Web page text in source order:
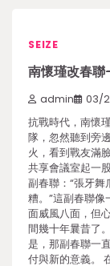
SEIZE
南懷瑾改春
admin 03/
抗戰時代，南懷
隊，忽然聽到旁
火，看到戰友滿
共享會議室起一
副春聯：“張牙
糟。”這副春聯
面威風八面，但
間幾十年曩昔了
是，那副春聯一
付與新的意義。